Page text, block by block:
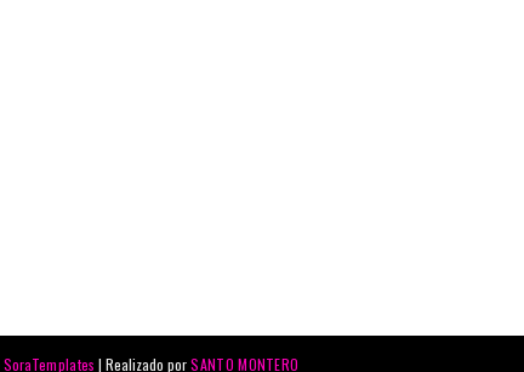
SoraTemplates | Realizado porSANTO MONTERO